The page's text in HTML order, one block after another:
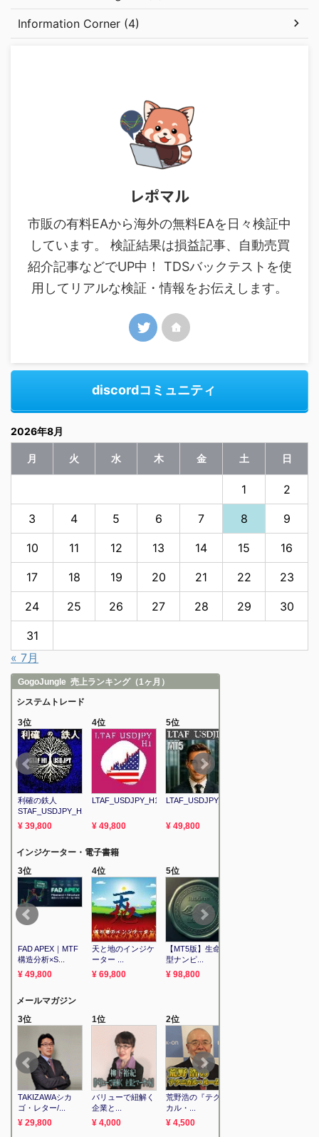
Information Corner (4)
レポマル
市販の有料EAから海外の無料EAを日々検証中
しています。 検証結果は損益記事、自動売買
紹介記事などでUP中！ TDSバックテストを使
用してリアルな検証・情報をお伝えします。
discordコミュニティ
2026年8月
月 火 水 木 金 土 日
1 2
3 4 5 6 7 8 9
10 11 12 13 14 15 16
17 18 19 20 21 22 23
24 25 26 27 28 29 30
31
« 7月